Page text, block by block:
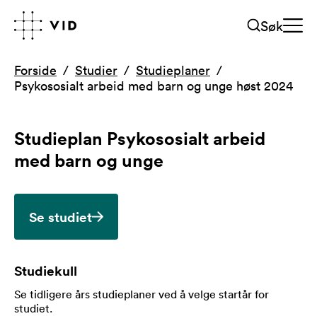
Søk
Forside Studier
Studieplaner
Psykososialt arbeid med barn og unge høst 2024
Studieplan Psykososialt arbeid
med barn og unge
Se studiet
Studiekull
Se tidligere års studieplaner ved å velge startår for
studiet.